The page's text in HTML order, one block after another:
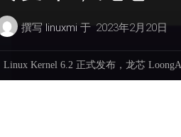
撰写 linuxmi 于 2023年2月20日
Linux Kernel 6.2 正式发布，龙芯